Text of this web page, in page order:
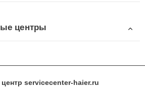
центры
servicecenter-haier.ru